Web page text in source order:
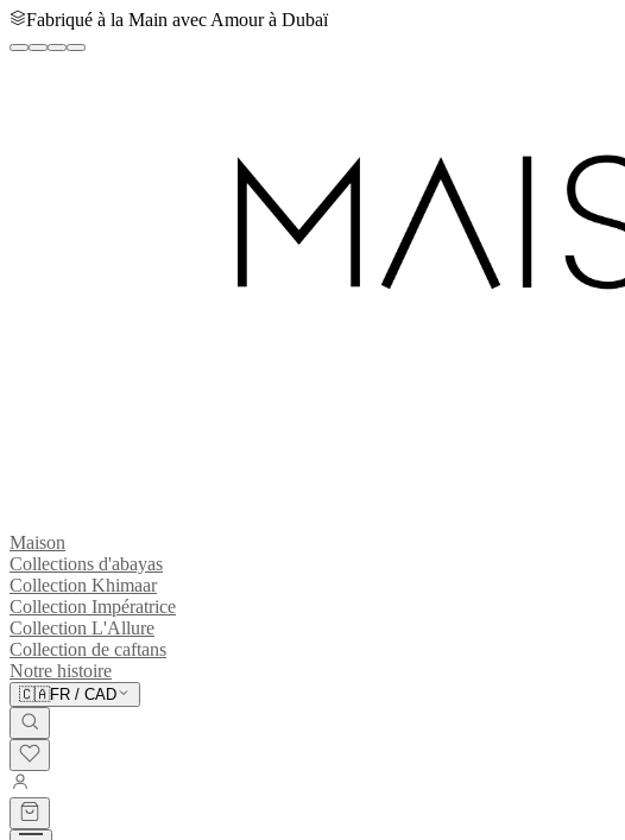
Fabriqué à la Main avec Amour à Dubaï
Maison
Collections d'abayas
Collection Khimaar
Collection Impératrice
Collection L'Allure
Collection de caftans
Notre histoire
🇨🇦FR / CAD